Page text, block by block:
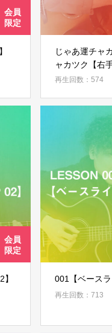
じゃあ運チャ
ャカツク【右
再生回数：574
001【ベースラ
再生回数：713
ログイン